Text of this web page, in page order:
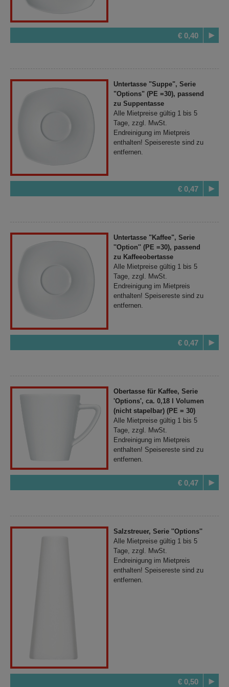
€ 0,40
Untertasse "Suppe", Serie
"Options" (PE =30), passend
zu Suppentasse
Alle Mietpreise gültig 1 bis 5
Tage, zzgl. MwSt.
Endreinigung im Mietpreis
enthalten! Speisereste sind zu
entfernen.
€ 0,47
Untertasse "Kaffee", Serie
''Option'' (PE =30), passend
zu Kaffeeobertasse
Alle Mietpreise gültig 1 bis 5
Tage, zzgl. MwSt.
Endreinigung im Mietpreis
enthalten! Speisereste sind zu
entfernen.
€ 0,47
Obertasse für Kaffee, Serie
'Options', ca. 0,18 l Volumen
(nicht stapelbar) (PE = 30)
Alle Mietpreise gültig 1 bis 5
Tage, zzgl. MwSt.
Endreinigung im Mietpreis
enthalten! Speisereste sind zu
entfernen.
€ 0,47
Salzstreuer, Serie ''Options''
Alle Mietpreise gültig 1 bis 5
Tage, zzgl. MwSt.
Endreinigung im Mietpreis
enthalten! Speisereste sind zu
entfernen.
€ 0,50